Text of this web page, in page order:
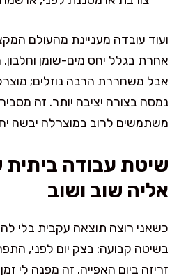
ועוד עובדה מעניינת מהעולם
אחרת בגלל יחס מים-שומן
נמסה בצורה יציבה יותר. זה
משתמשים לרוב במוצרלה יבשה
שיטת עבודה ביתית
אליה שוב ושוב
כשאני רוצה תוצאה עקבית בלי
בשיטה קבועה: בצק יום לפני,
זריזה ביום האפייה. זה מפנה לי